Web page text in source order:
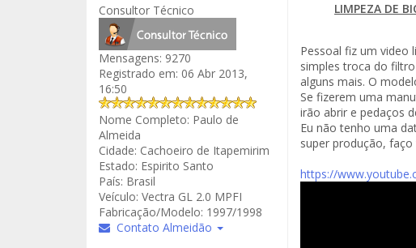
Consultor Técnico
Mensagens: 9270
Registrado em: 06 Abr 2013,
16:50
Nome Completo: Paulo de
Almeida
Cidade: Cachoeiro de Itapemirim
Estado: Espirito Santo
País: Brasil
Veículo: Vectra GL 2.0 MPFI
Fabricação/Modelo: 1997/1998
Contato Almeidão
LIMPEZA DE
Pessoal fiz um video
simples troca do
alguns mais. O
Se fizerem uma
irão abrir e pedaços
Eu não tenho uma
super produção,
https://